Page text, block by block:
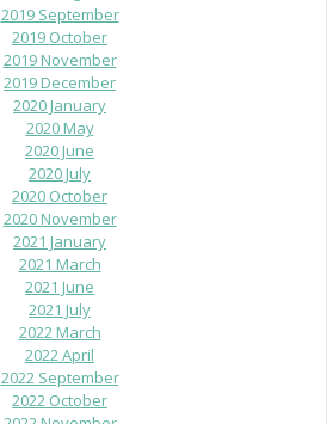
2019 September
2019 October
2019 November
2019 December
2020 January
2020 May
2020 June
2020 July
2020 October
2020 November
2021 January
2021 March
2021 June
2021 July
2022 March
2022 April
2022 September
2022 October